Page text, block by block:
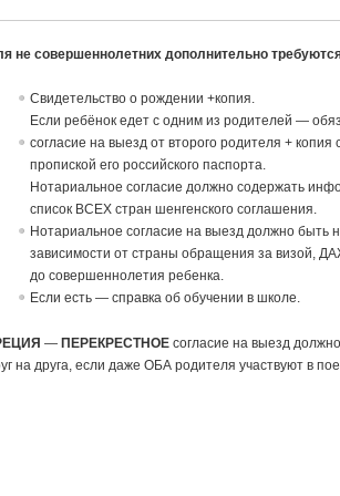
не совершеннолетних дополнительно
Свидетельство о рождении +копия.
Если ребёнок едет с одним из родителей —
согласие на выезд от второго родителя + копия
пропиской его российского паспорта.
Нотариальное согласие должно содержать
список ВСЕХ стран шенгенского соглашения.
Нотариальное согласие на выезд должно быть
зависимости от страны обращения за визой,
до совершеннолетия ребенка.
Если есть — справка об обучении в школе.
—ПЕРЕКРЕСТНОЕ согласие на выезд
на друга, если даже ОБА родителя участвуют в